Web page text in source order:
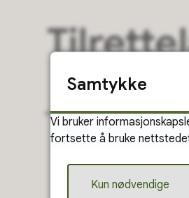
Søk om
Samtykke
Vi bruker
fortsette å bruke
Kun nødvendige